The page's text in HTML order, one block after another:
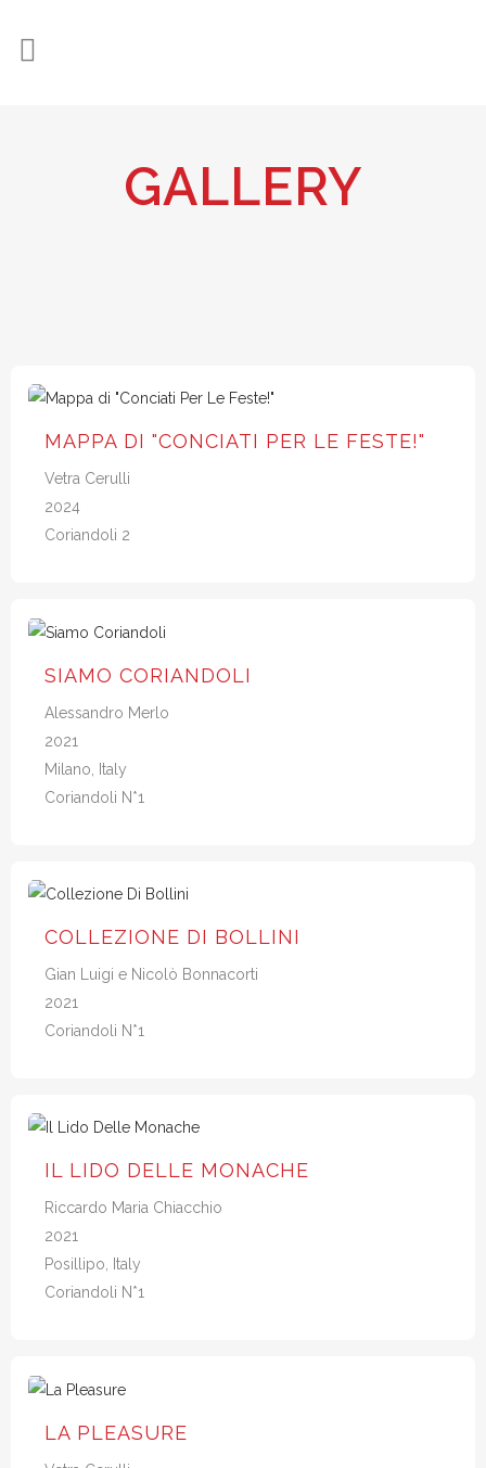
GALLERY
MAPPA DI "CONCIATI PER LE FESTE!"
Vetra Cerulli
2024
Coriandoli 2
SIAMO CORIANDOLI
Alessandro Merlo
2021
Milano, Italy
Coriandoli N*1
COLLEZIONE DI BOLLINI
Gian Luigi e Nicolò Bonnacorti
2021
Coriandoli N*1
IL LIDO DELLE MONACHE
Riccardo Maria Chiacchio
2021
Posillipo, Italy
Coriandoli N*1
LA PLEASURE